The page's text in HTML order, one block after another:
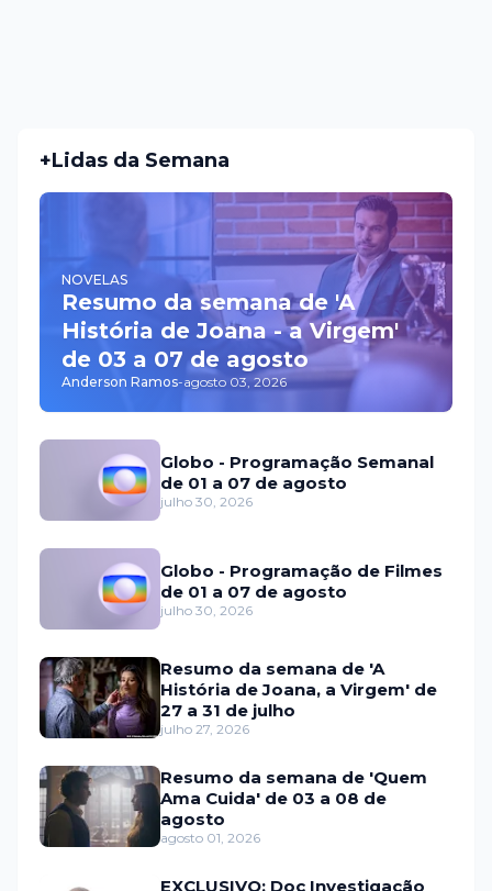
+Lidas da Semana
NOVELAS
Resumo da semana de 'A
História de Joana - a Virgem'
de 03 a 07 de agosto
Anderson Ramos-agosto 03, 2026
Globo - Programação Semanal
de 01 a 07 de agosto
julho 30, 2026
Globo - Programação de Filmes
de 01 a 07 de agosto
julho 30, 2026
Resumo da semana de 'A
História de Joana, a Virgem' de
27 a 31 de julho
julho 27, 2026
Resumo da semana de 'Quem
Ama Cuida' de 03 a 08 de
agosto
agosto 01, 2026
EXCLUSIVO: Doc Investigação